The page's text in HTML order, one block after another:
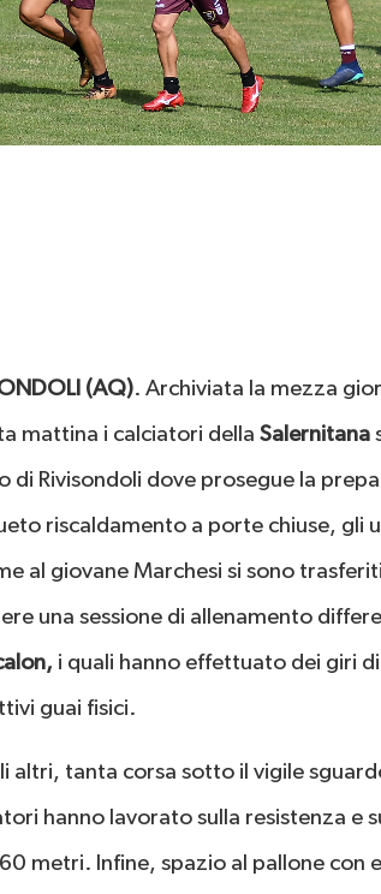
(AQ). Archiviata la mezza
mattina i calciatori della Salernitana
di Rivisondoli dove prosegue la
riscaldamento a porte chiuse, gli
al giovane Marchesi si sono
una sessione di allenamento
i quali hanno effettuato dei giri
guai fisici.
altri, tanta corsa sotto il vigile
hanno lavorato sulla resistenza e
metri. Infine, spazio al pallone con